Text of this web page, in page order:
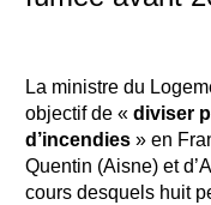
La ministre du
objectif de « diviser
d’incendies » en
Quentin (Aisne) et
cours desquels huit